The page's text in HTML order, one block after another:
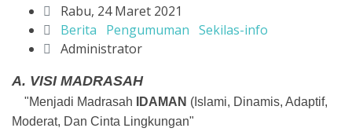
Rabu, 24 Maret 2021
Berita
Pengumuman Sekilas-info
Administrator
A. VISI MADRASAH
"Menjadi Madrasah IDAMAN (Islami, Dinamis, Adaptif,
Moderat, Dan Cinta Lingkungan"